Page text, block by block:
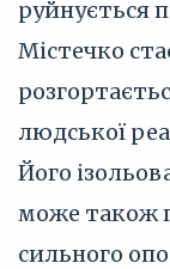
руйнується
Містечко
людської
Його
може також
сильного